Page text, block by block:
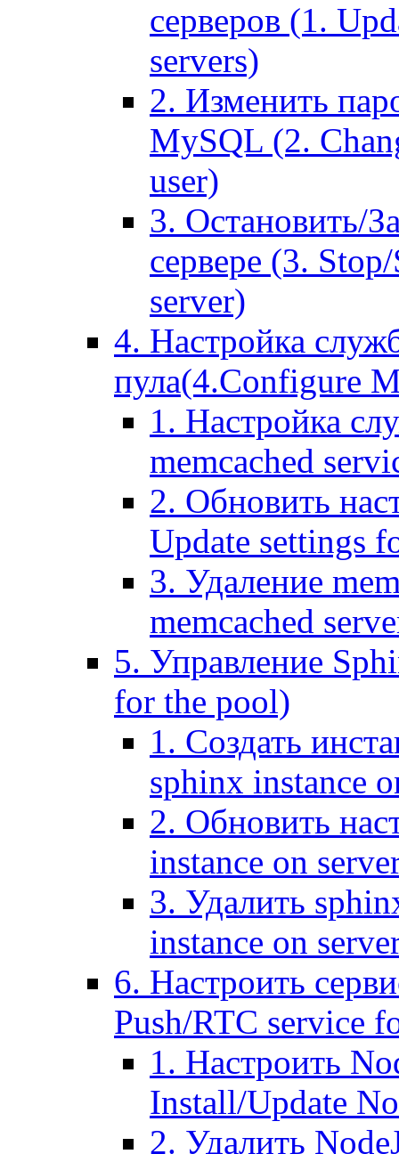
серверов (1.
servers)
2. Изменить
MySQL (2.
user)
3. Остановить/
сервере (3.
server)
4. Настройка
пула(4.Configure
1. Настройка
memcached
2. Обновить
Update settings
3. Удаление
memcached
5. Управление
for the pool)
1. Создать
sphinx instance
2. Обновить
instance on
3. Удалить
instance on
6. Настроить
Push/RTC service
1. Настроить
Install/Update
2. Удалить